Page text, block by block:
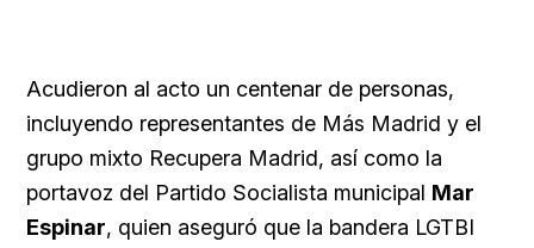
Acudieron al acto un centenar de personas,
incluyendo representantes de Más Madrid y el
grupo mixto Recupera Madrid, así como la
portavoz del Partido Socialista municipal Mar
Espinar, quien aseguró que la bandera LGTBI